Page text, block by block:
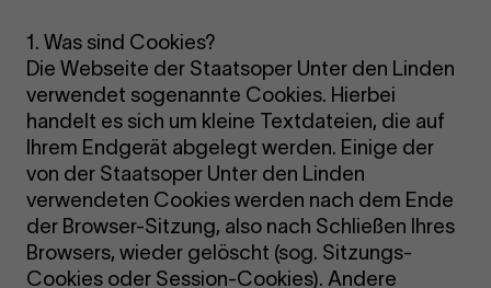
1. Was sind Cookies?
Die Webseite der Staatsoper Unter den Linden
verwendet sogenannte Cookies. Hierbei
handelt es sich um kleine Textdateien, die auf
Ihrem Endgerät abgelegt werden. Einige der
von der Staatsoper Unter den Linden
verwendeten Cookies werden nach dem Ende
der Browser-Sitzung, also nach Schließen Ihres
Browsers, wieder gelöscht (sog. Sitzungs-
Cookies oder Session-Cookies). Andere